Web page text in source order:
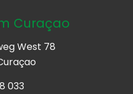
Curaçao
West 78
033